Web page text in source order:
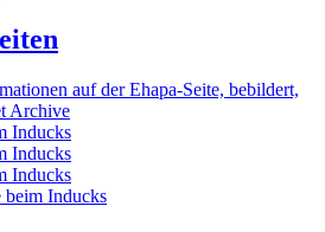
auf der Ehapa-Seite, bebildert,
Archive
Inducks
Inducks
Inducks
beim Inducks